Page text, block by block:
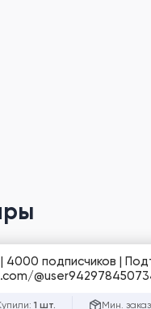
| 4000 подписчиков |
1 шт. Мин.